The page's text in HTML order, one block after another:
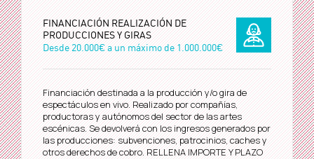
FINANCIACIÓN REALIZACIÓN DE
PRODUCCIONES Y GIRAS
Desde20.000€a un máximo de1.000.000€
Financiación destinada a la producción y/o gira de
espectáculos en vivo. Realizado por compañías,
productoras y autónomos del sector de las artes
escénicas. Se devolverá con los ingresos generados por
las producciones: subvenciones, patrocinios, caches y
otros derechos de cobro. RELLENA IMPORTE Y PLAZO